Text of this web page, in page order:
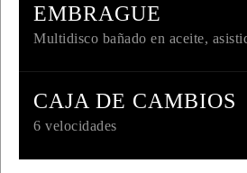
EMBRAGUE
Multidisco bañado en aceite,
CAJA DE CAMBIOS
6 velocidades